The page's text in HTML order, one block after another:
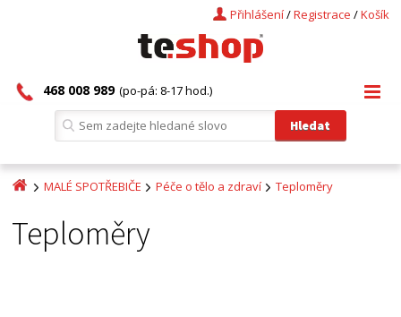
Košík
/
Registrace
/
Přihlášení
468 008 989 (po-pá: 8-17 hod.)
MALÉ SPOTŘEBIČE Péče o tělo a zdraví Teploměry
Teploměry